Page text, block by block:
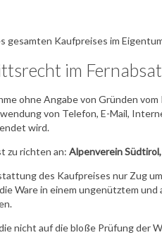
gesamten Kaufpreises im
im
ohne Angabe von Gründen
von Telefon, E-Mail,
wird.
zu richten an: Alpenverein
des Kaufpreises nur Zug
Ware in einem ungenütztem
nicht auf die bloße Prüfung der